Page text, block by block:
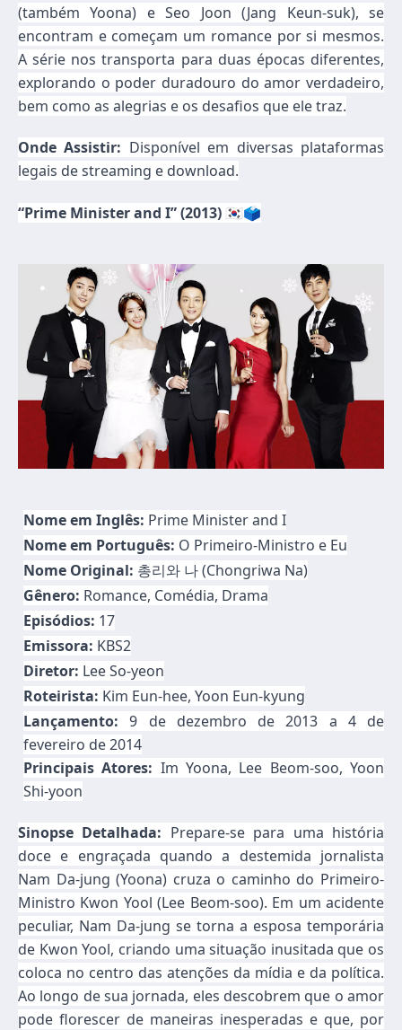
(também Yoona) e Seo Joon (Jang Keun-suk), se
encontram e começam um romance por si mesmos.
A série nos transporta para duas épocas diferentes,
explorando o poder duradouro do amor verdadeiro,
bem como as alegrias e os desafios que ele traz.
Onde Assistir: Disponível em diversas plataformas
legais de streaming e download.
“Prime Minister and I” (2013) 🇰🇷🗳️
Nome em Inglês: Prime Minister and I
Nome em Português: O Primeiro-Ministro e Eu
Nome Original: 총리와 나 (Chongriwa Na)
Gênero: Romance, Comédia, Drama
Episódios: 17
Emissora: KBS2
Diretor: Lee So-yeon
Roteirista: Kim Eun-hee, Yoon Eun-kyung
Lançamento: 9 de dezembro de 2013 a 4 de
fevereiro de 2014
Principais Atores: Im Yoona, Lee Beom-soo, Yoon
Shi-yoon
Sinopse Detalhada: Prepare-se para uma história
doce e engraçada quando a destemida jornalista
Nam Da-jung (Yoona) cruza o caminho do Primeiro-
Ministro Kwon Yool (Lee Beom-soo). Em um acidente
peculiar, Nam Da-jung se torna a esposa temporária
de Kwon Yool, criando uma situação inusitada que os
coloca no centro das atenções da mídia e da política.
Ao longo de sua jornada, eles descobrem que o amor
pode florescer de maneiras inesperadas e que, por